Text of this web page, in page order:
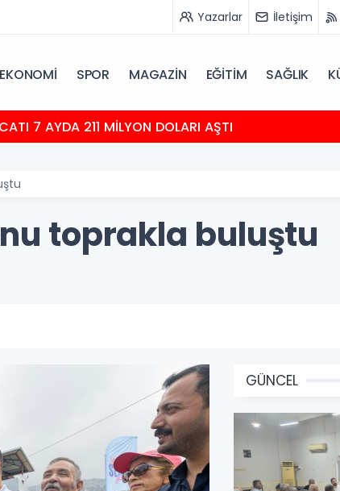
Yazarlar İletişim
EKONOMİ SPOR MAGAZİN EĞİTİM SAĞLIK
7 AYDA 211 MİLYON DOLARI AŞTI
toprakla buluştu
GÜNCEL